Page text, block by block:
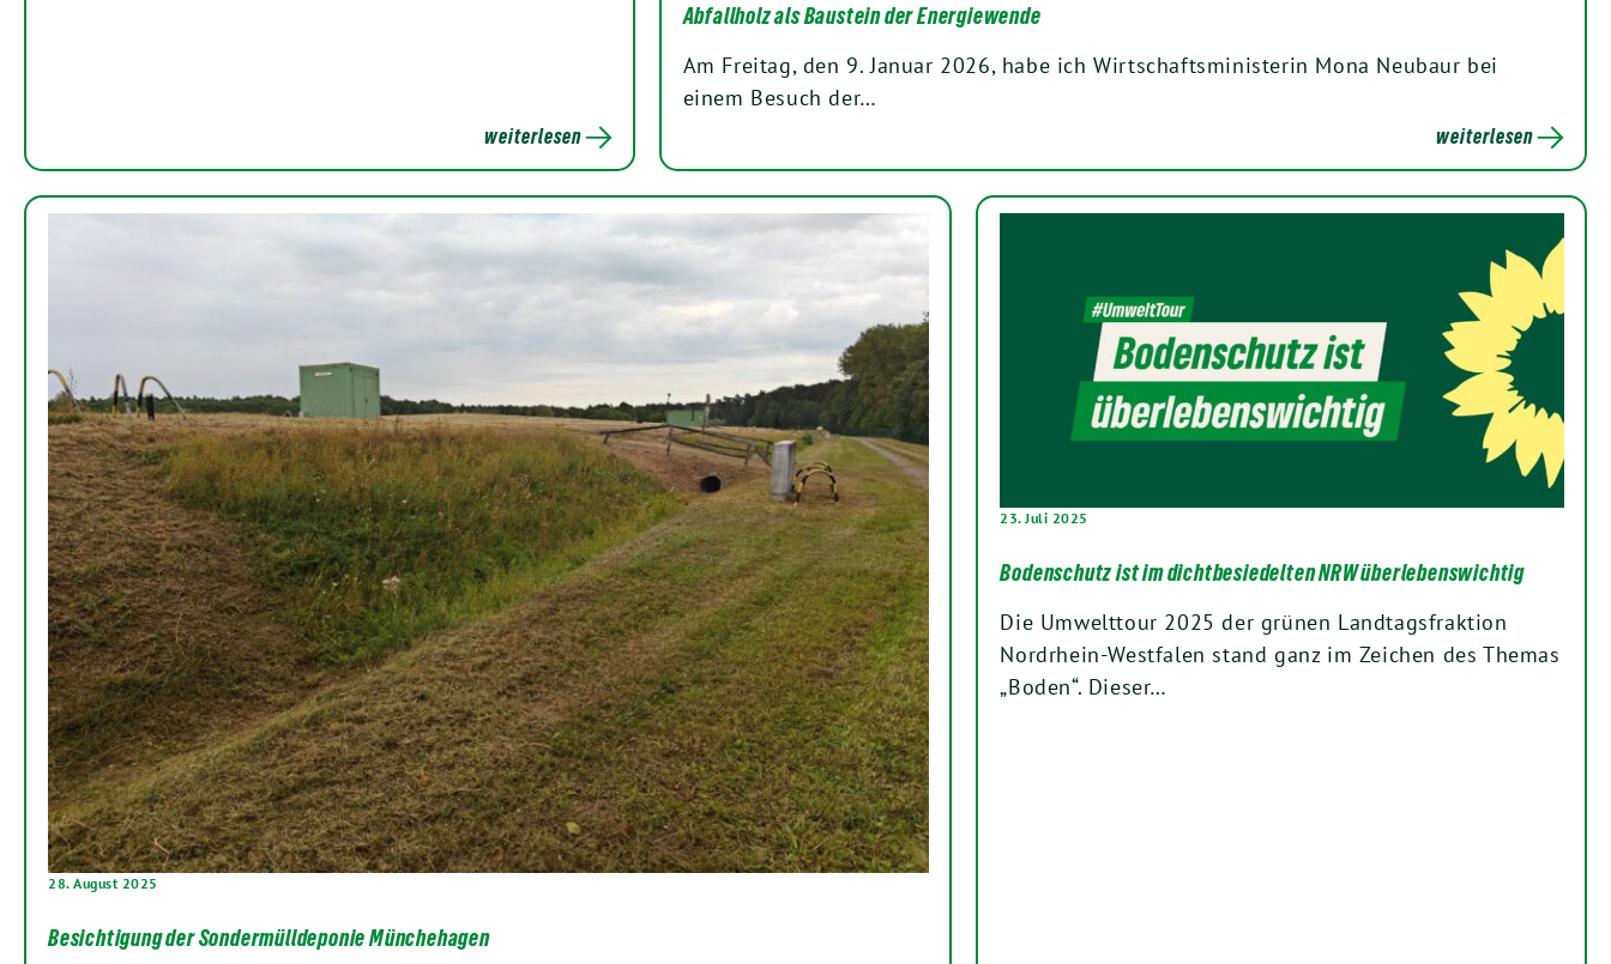
weiterlesen
Abfallholz als Baustein der Energiewende
Am Freitag, den 9. Januar 2026, habe ich Wirtschaftsministerin Mona Neubaur bei
einem Besuch der…
weiterlesen
28. August 2025
Besichtigung der Sondermülldeponie Münchehagen
23. Juli 2025
Bodenschutz ist im dichtbesiedelten NRW überlebenswichtig
Die Umwelttour 2025 der grünen Landtagsfraktion
Nordrhein-Westfalen stand ganz im Zeichen des Themas
„Boden“. Dieser…